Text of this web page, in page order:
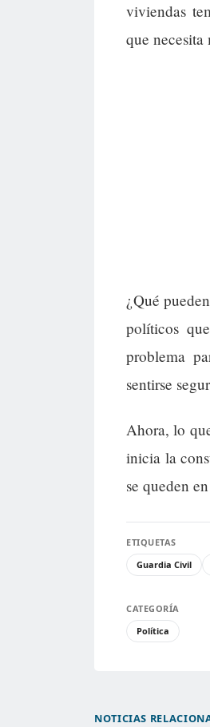
viviendas
que necesita
¿Qué
políticos
problema
sentirse
Ahora, lo
inicia la
se queden
ETIQUETAS
Guardia Civil
CATEGORÍA
Política
NOTICIAS